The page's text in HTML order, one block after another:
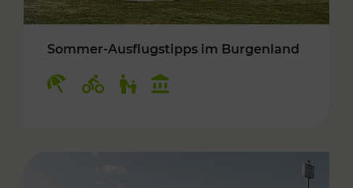
Sommer-Ausflugstipps im Burgenland